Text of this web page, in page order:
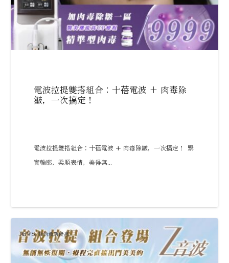
電波拉提雙搭組合：十蓓電波 + 肉毒除
皺，一次搞定！
電波拉提雙搭組合：十蓓電波 + 肉毒除皺，一次搞定！ 緊
實輪廓，柔順表情，美得無...
NEWS,診所最新優惠